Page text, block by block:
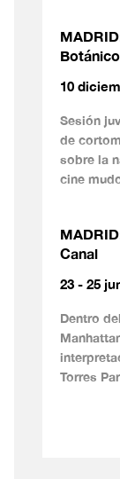
10
Sesión
de
sobre la
cine
Canal
23 - 25
Dentro
Torres